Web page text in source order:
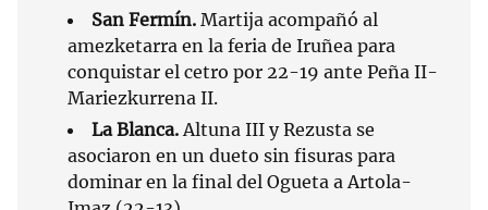
San Fermín. Martija acompañó al
amezketarra en la feria de Iruñea para
conquistar el cetro por 22-19 ante Peña II-
Mariezkurrena II.
La Blanca. Altuna III y Rezusta se
asociaron en un dueto sin fisuras para
dominar en la final del Ogueta a Artola-